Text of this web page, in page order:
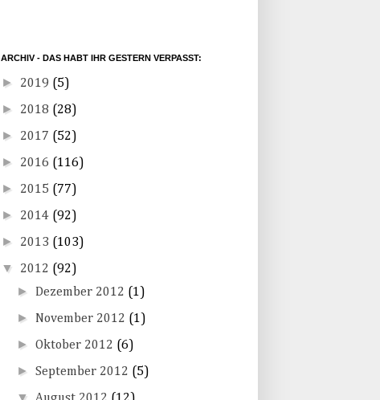
ARCHIV - DAS HABT IHR GESTERN VERPASST:
► 2019 (5)
► 2018 (28)
► 2017 (52)
► 2016 (116)
► 2015 (77)
► 2014 (92)
► 2013 (103)
▼ 2012 (92)
► Dezember 2012 (1)
► November 2012 (1)
►Oktober 2012 (6)
►September 2012 (5)
▼